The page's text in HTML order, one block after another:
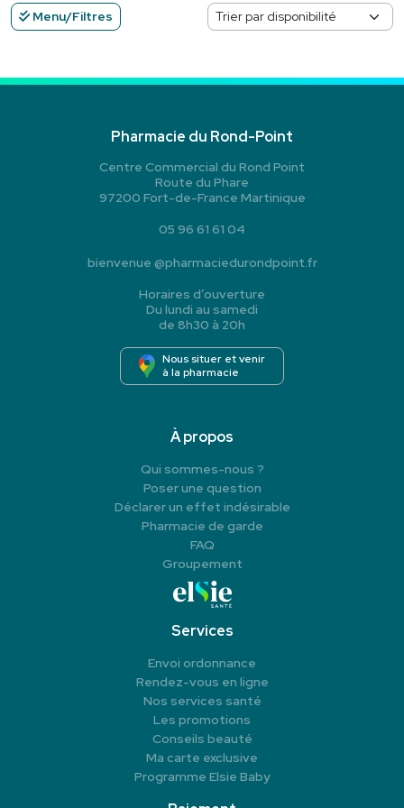
Menu/Filtres
Pharmacie du Rond-Point
Centre Commercial du Rond Point
Route du Phare
97200 Fort-de-France Martinique
05 96 61 61 04
bienvenue @pharmaciedurondpoint.fr
Horaires d’ouverture
Du lundi au samedi
de 8h30 à 20h
Nous situer et venir
à la pharmacie
À propos
Qui sommes-nous ?
Poser une question
Déclarer un effet indésirable
Pharmacie de garde
FAQ
Groupement
Services
Envoi ordonnance
Rendez-vous en ligne
Nos services santé
Les promotions
Conseils beauté
Ma carte exclusive
Programme Elsie Baby